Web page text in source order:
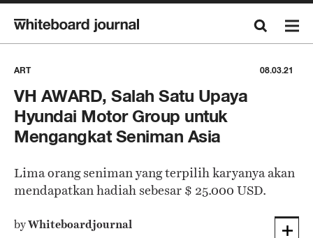
ART 08.03.21
VH AWARD, Salah Satu Upaya
Hyundai Motor Group untuk
Mengangkat Seniman Asia
Lima orang seniman yang terpilih karyanya akan
mendapatkan hadiah sebesar $ 25.000 USD.
byWhiteboardjournal